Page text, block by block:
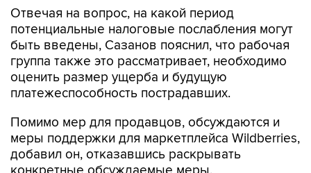
быть введены, Сазанов пояснил, что рабочая
группа также это рассматривает, необходимо
оценить размер ущерба и будущую
платежеспособность пострадавших.
Помимо мер для продавцов, обсуждаются и
добавил он, отказавшись раскрывать
конкретные обсуждаемые меры.